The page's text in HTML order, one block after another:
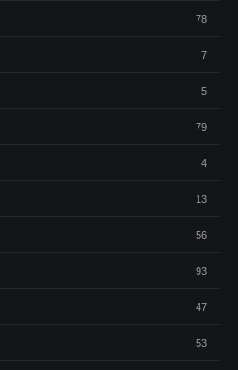
78
7
5
79
4
13
56
93
47
53